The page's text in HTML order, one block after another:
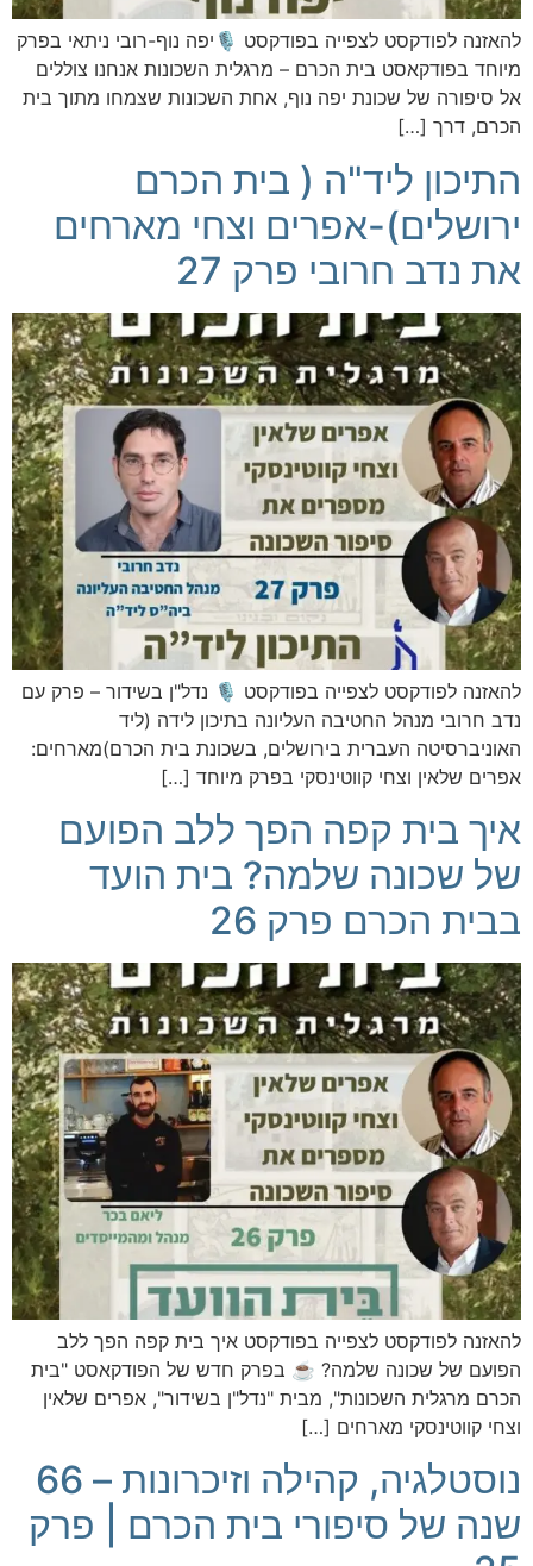
להאזנה לפודקסט לצפייה בפודקסט 🎙️יפה נוף-רובי ניתאי בפרק
מיוחד בפודקאסט בית הכרם – מרגלית השכונות אנחנו צוללים
אל סיפורה של שכונת יפה נוף, אחת השכונות שצמחו מתוך בית
הכרם, דרך […]
התיכון ליד"ה ( בית הכרם
ירושלים)-אפרים וצחי מארחים
את נדב חרובי פרק 27
להאזנה לפודקסט לצפייה בפודקסט 🎙️ נדל"ן בשידור – פרק עם
נדב חרובי מנהל החטיבה העליונה בתיכון לידה (ליד
האוניברסיטה העברית בירושלים, בשכונת בית הכרם)מארחים:
אפרים שלאין וצחי קווטינסקי בפרק מיוחד […]
איך בית קפה הפך ללב הפועם
של שכונה שלמה? בית הועד
בבית הכרם פרק 26
להאזנה לפודקסט לצפייה בפודקסט איך בית קפה הפך ללב
הפועם של שכונה שלמה? ☕️ בפרק חדש של הפודקאסט "בית
הכרם מרגלית השכונות", מבית "נדל"ן בשידור", אפרים שלאין
וצחי קווטינסקי מארחים […]
נוסטלגיה, קהילה וזיכרונות – 66
שנה של סיפורי בית הכרם | פרק